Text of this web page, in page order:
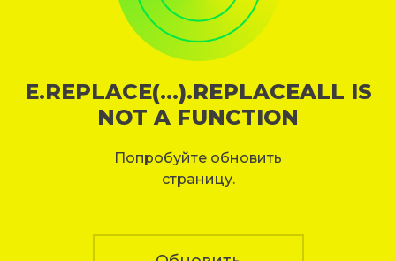
E.REPLACE(...).REPLACEALL IS
NOT A FUNCTION
Попробуйте обновить
страницу.